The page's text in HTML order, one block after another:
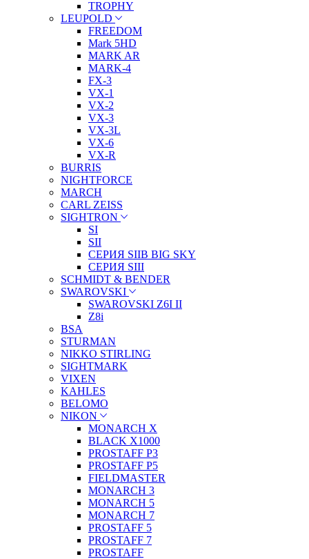
TROPHY
LEUPOLD
FREEDOM
Mark 5HD
MARK AR
MARK-4
FX-3
VX-1
VX-2
VX-3
VX-3L
VX-6
VX-R
BURRIS
NIGHTFORCE
MARCH
CARL ZEISS
SIGHTRON
SI
SII
СЕРИЯ SIIB BIG SKY
СЕРИЯ SIII
SCHMIDT & BENDER
SWAROVSKI
SWAROVSKI Z6I II
Z8i
BSA
STURMAN
NIKKO STIRLING
SIGHTMARK
VIXEN
KAHLES
BELOMO
NIKON
MONARCH X
BLACK X1000
PROSTAFF P3
PROSTAFF P5
FIELDMASTER
MONARCH 3
MONARCH 5
MONARCH 7
PROSTAFF 5
PROSTAFF 7
PROSTAFF